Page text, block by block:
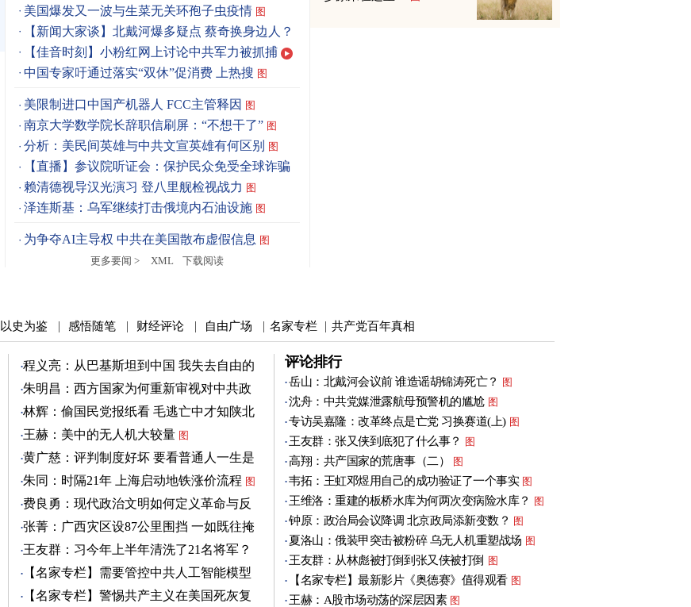
美国爆发又一波与生菜无关环孢子虫疫情 图
【新闻大家谈】北戴河爆多疑点 蔡奇换身边人？
【佳音时刻】小粉红网上讨论中共军力被抓捕
中国专家吁通过落实“双休”促消费 上热搜 图
美限制进口中国产机器人 FCC主管释因 图
南京大学数学院长辞职信刷屏：“不想干了” 图
分析：美民间英雄与中共文宣英雄有何区别 图
【直播】参议院听证会：保护民众免受全球诈骗
赖清德视导汉光演习 登八里舰检视战力 图
泽连斯基：乌军继续打击俄境内石油设施 图
为争夺AI主导权 中共在美国散布虚假信息 图
更多要闻 >
XML 下载阅读
以史为鉴 | 感悟随笔 | 财经评论 | 自由广场 | 名家专栏 | 共产党百年真相
程义亮：从巴基斯坦到中国 我失去自由的
两年
朱明昌：西方国家为何重新审视对中共政
策？
图
林辉：偷国民党报纸看 毛逃亡中才知陕北
有刘志丹 图
王赫：美中的无人机大较量 图
黄广慈：评判制度好坏 要看普通人一生是
否安稳
图
朱同：时隔21年 上海启动地铁涨价流程 图
费良勇：现代政治文明如何定义革命与反
革命
图
张菁：广西灾区设87公里围挡 一如既往掩
盖真相 图
王友群：习今年上半年清洗了21名将军？
图
【名家专栏】需要管控中共人工智能模型
图
【名家专栏】警惕共产主义在美国死灰复
评论排行
岳山：北戴河会议前 谁造谣胡锦涛死亡？ 图
沈舟：中共党媒泄露航母预警机的尴尬 图
专访吴嘉隆：改革终点是亡党 习换赛道(上) 图
王友群：张又侠到底犯了什么事？ 图
高翔：共产国家的荒唐事（二） 图
韦拓：王虹邓煜用自己的成功验证了一个事实 图
王维洛：重建的板桥水库为何两次变病险水库？ 图
钟原：政治局会议降调 北京政局添新变数？ 图
夏洛山：俄装甲突击被粉碎 乌无人机重塑战场 图
王友群：从林彪被打倒到张又侠被打倒 图
【名家专栏】最新影片《奥德赛》值得观看 图
王赫：A股市场动荡的深层因素 图